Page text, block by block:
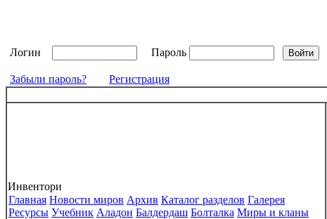
Логин Пароль
Забыли пароль? Регистрация
Инвентори
Главная Новости миров Архив Каталог разделов Галерея
Ресурсы Учебник Аладон Балдердаш Болталка Миры и кланы